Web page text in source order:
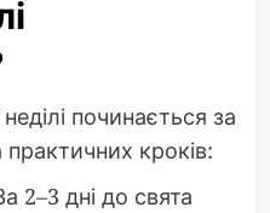
починається за
практичних кроків:
2–3 дні до свята